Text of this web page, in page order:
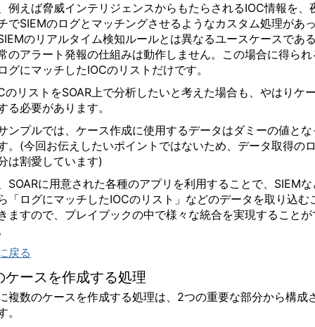
例えば脅威インテリジェンスからもたらされるIOC情報を、
でSIEMのログとマッチングさせるようなカスタム処理があ
のリアルタイム検知ルールとは異なるユースケースであ
のアラート発報の仕組みは動作しません。この場合に得られ
グにマッチしたIOCのリストだけです。
のリストをSOAR上で分析したいと考えた場合も、やはりケ
る必要があります。
ンプルでは、ケース作成に使用するデータはダミーの値とな
。 (今回お伝えしたいポイントではないため、データ取得の
は割愛しています)
SOARに用意された各種のアプリを利用することで、 SIEMな
「ログにマッチしたIOCのリスト」などのデータを取り込む
ますので、プレイブックの中で様々な統合を実現することが
戻る
ケースを作成する処理
複数のケースを作成する処理は、 2つの重要な部分から構成
。